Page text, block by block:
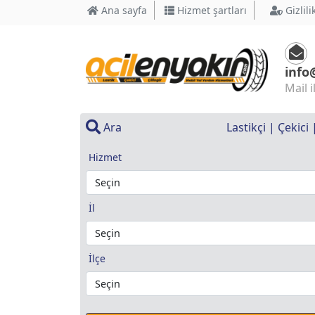
Ana sayfa Hizmet şartları
Mail
Ara Lastikçi | Çekici
Hizmet
İl
İlçe